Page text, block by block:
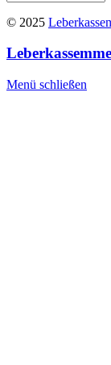
© 2025
Menü schließen